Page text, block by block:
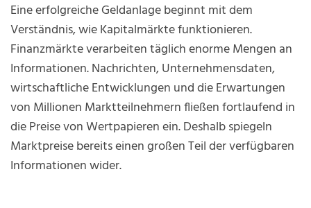
Eine erfolgreiche Geldanlage beginnt mit dem
Verständnis, wie Kapitalmärkte funktionieren.
Finanzmärkte verarbeiten täglich enorme Mengen an
Informationen. Nachrichten, Unternehmensdaten,
wirtschaftliche Entwicklungen und die Erwartungen
von Millionen Marktteilnehmern fließen fortlaufend in
die Preise von Wertpapieren ein. Deshalb spiegeln
Marktpreise bereits einen großen Teil der verfügbaren
Informationen wider.